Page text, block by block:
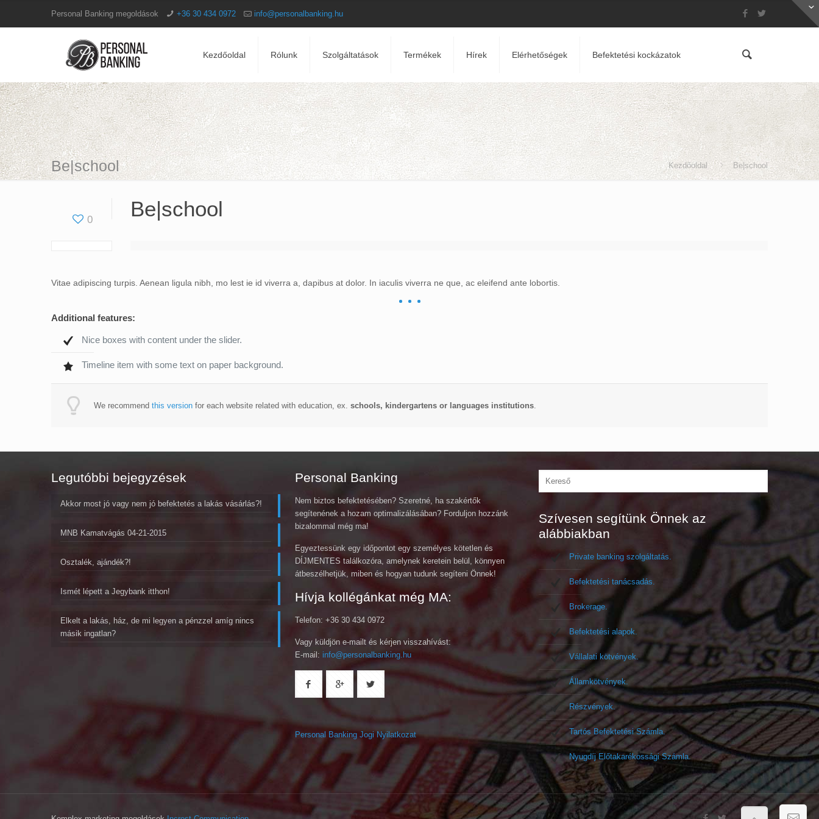
Personal Banking megoldások +36 30 434 0972 info@personalbanking.hu
Kezdőoldal Rólunk Szolgáltatások Termékek Hírek Elérhetőségek Befektetési kockázatok
Be|school Kezdőoldal Be|school
0 Be|school
Vitae adipiscing turpis. Aenean ligula nibh, mo lest ie id viverra a, dapibus at dolor. In iaculis viverra ne que, ac eleifend ante lobortis.
Additional features:
Nice boxes with content under the slider.
Timeline item with some text on paper background.
We recommend this version for each website related with education, ex. schools, kindergartens or languages institutions.
Legutóbbi bejegyzések
Akkor most jó vagy nem jó befektetés a lakás vásárlás?!
MNB Kamatvágás 04-21-2015
Osztalék, ajándék?!
Ismét lépett a Jegybank itthon!
Elkelt a lakás, ház, de mi legyen a pénzzel amíg nincs
másik ingatlan?
Personal Banking
Nem biztos befektetésében? Szeretné, ha szakértők
segítenének a hozam optimalizálásában? Forduljon hozzánk
bizalommal még ma!
Egyeztessünk egy időpontot egy személyes kötetlen és
DÍJMENTES találkozóra, amelynek keretein belül, könnyen
átbeszélhetjük, miben és hogyan tudunk segíteni Önnek!
Hívja kollégánkat még MA:
Telefon: +36 30 434 0972
Vagy küldjön e-mailt és kérjen visszahívást:
E-mail: info@personalbanking.hu
Personal Banking Jogi Nyilatkozat
Szívesen segítünk Önnek az
alábbiakban
Private banking szolgáltatás.
Befektetési tanácsadás.
Brokerage.
Befektetési alapok.
Vállalati kötvények.
Államkötvények.
Részvények.
Tartós Befektetési Számla.
Nyugdíj Előtakarékossági Számla.